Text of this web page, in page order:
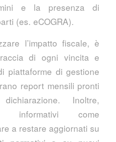
e la presenza di
(es. eCOGRA).
l’impatto fiscale, è
di ogni vincita e
piattaforme di gestione
report mensili pronti
Inoltre,
informativi come
a restare aggiornati su